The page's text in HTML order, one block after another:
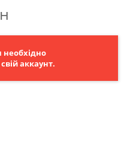
аккаунт.